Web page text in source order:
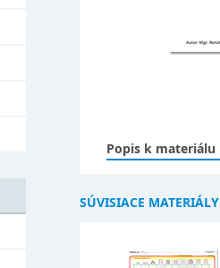
Popis k materiálu
SÚVISIACE MATERIÁLY